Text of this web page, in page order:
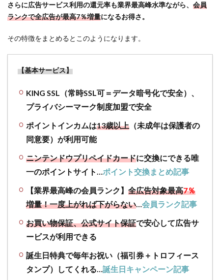
（ポ
イ
でお
広告
サー
まと
クレ
ジッ
ード
は最
っ取
り早
ぐこ
とが
でき
さらに広告サービス利用の還元率も業界最高峰水準ながら、 会員
ランクで全広告が最高7％増量になるお得さ。
その特徴をまとめるとこのようになります。
【基本サービス】
KING SSL（常時SSL可＝データ暗号化で安全）、
プライバシーマーク制度加盟で安全
ポイントインカムは13歳以上 （未成年は保護者の
同意要）が利用可能
ニンテンドウプリペイドカードに交換にできる唯
一のポイントサイト…ポイント交換まとめ記事
【業界最高峰の会員ランク】 全広告対象最高7％
増量！一度上がれば下がらない…会員ランク記事
お買い物保証、公式サイト保証で安心して広告サ
ービスが利用できる
誕生日特典で毎年お祝い（福引券＋トロフィース
タンプ）してくれる…誕生日キャンペーン記事